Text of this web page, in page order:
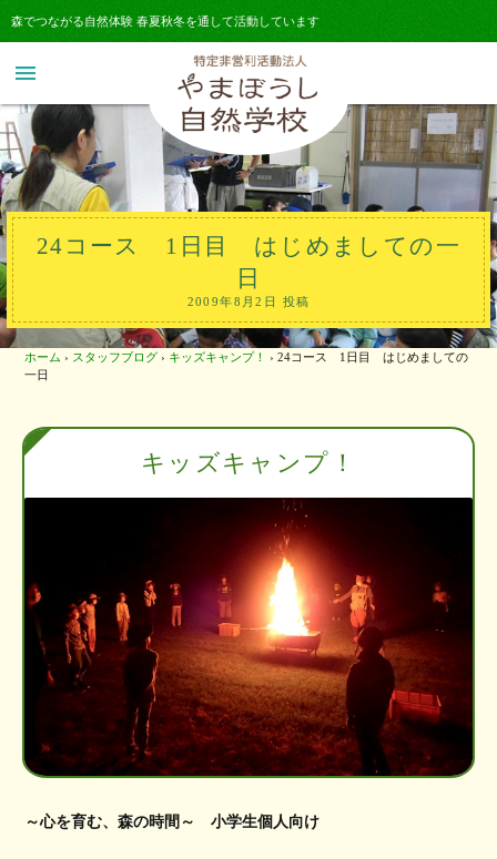
森でつながる自然体験 春夏秋冬を通して活動しています
menu
24コース 1日目 はじめましての一
日
2009年8月2日 投稿
ホーム › スタッフブログ › キッズキャンプ！ › 24コース 1日目 はじめましての
一日
キッズキャンプ！
～心を育む、森の時間～ 小学生個人向け